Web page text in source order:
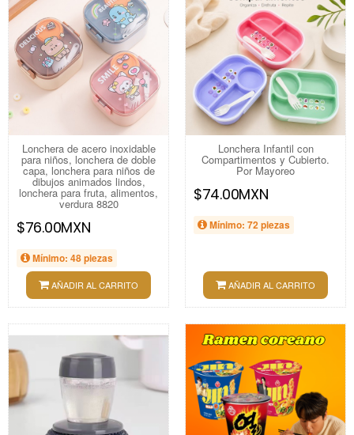
Lonchera de acero inoxidable
para niños, lonchera de doble
capa, lonchera para niños de
dibujos animados lindos,
lonchera para fruta, alimentos,
verdura 8820
$76.00MXN
Mínimo: 48 piezas
AÑADIR AL CARRITO
Lonchera Infantil con
Compartimentos y Cubierto.
Por Mayoreo
$74.00MXN
Mínimo: 72 piezas
AÑADIR AL CARRITO